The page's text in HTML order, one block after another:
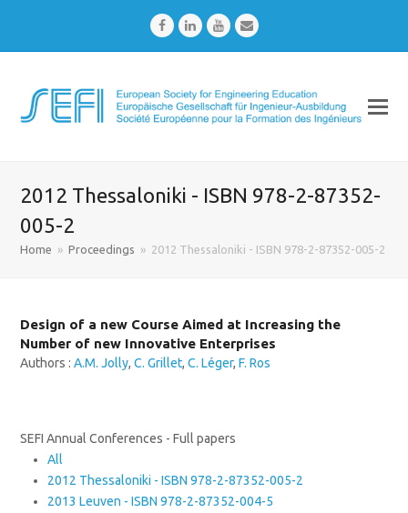
FacebookLinkedInYoutubeEmail
2012 Thessaloniki - ISBN 978-2-87352-
005-2
Home » Proceedings » 2012 Thessaloniki - ISBN 978-2-87352-005-2
Design of a new Course Aimed at Increasing the
Number of new Innovative Enterprises
Authors :A.M. Jolly,C. Grillet,C. Léger,F. Ros
SEFI Annual Conferences - Full papers
All
2012 Thessaloniki - ISBN 978-2-87352-005-2
2013 Leuven - ISBN 978-2-87352-004-5